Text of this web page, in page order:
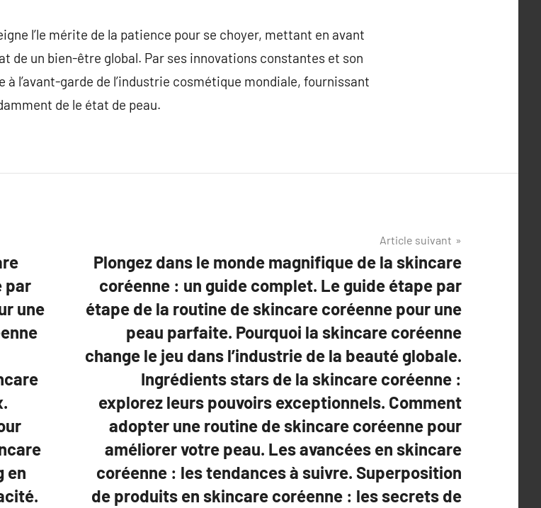
l’le mérite de la patience pour se choyer, mettant en avant
de un bien-être global. Par ses innovations constantes et son
l’avant-garde de l’industrie cosmétique mondiale, fournissant
de le état de peau.
par
une
en
Article suivant
Plongez dans le monde magnifique de la skincare
coréenne : un guide complet. Le guide étape par
étape de la routine de skincare coréenne pour une
peau parfaite. Pourquoi la skincare coréenne
change le jeu dans l’industrie de la beauté globale.
Ingrédients stars de la skincare coréenne :
explorez leurs pouvoirs exceptionnels. Comment
adopter une routine de skincare coréenne pour
améliorer votre peau. Les avancées en skincare
coréenne : les tendances à suivre. Superposition
de produits en skincare coréenne : les secrets de